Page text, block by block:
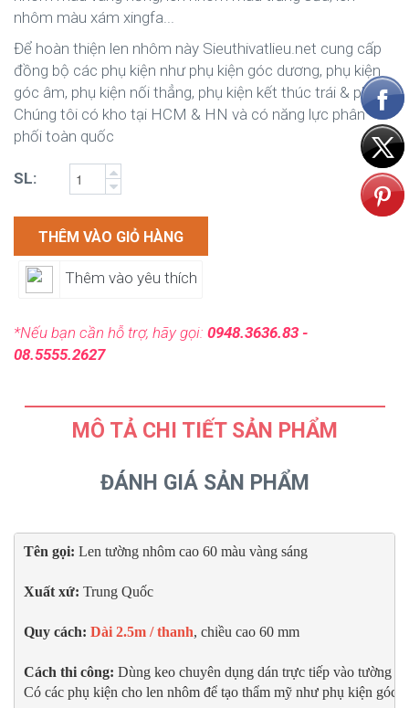
nhôm màu xám xingfa...
Để hoàn thiện len nhôm này Sieuthivatlieu.net cung cấp
đồng bộ các phụ kiện như phụ kiện góc dương, phụ kiện
góc âm, phụ kiện nối thẳng, phụ kiện kết thúc trái & phải.
Chúng tôi có kho tại HCM & HN và có năng lực phân
phối toàn quốc
SL:
THÊM VÀO GIỎ HÀNG
Thêm vào yêu thích
*Nếu bạn cần hỗ trợ, hãy gọi: 0948.3636.83 -
08.5555.2627
MÔ TẢ CHI TIẾT SẢN PHẨM
ĐÁNH GIÁ SẢN PHẨM
Tên gọi: Len tường nhôm cao 60 màu vàng sáng
Xuất xứ: Trung Quốc
Quy cách: Dài 2.5m / thanh, chiều cao 60 mm
Cách thi công: Dùng keo chuyên dụng dán trực tiếp vào tường
Có các phụ kiện cho len nhôm để tạo thẩm mỹ như phụ kiện